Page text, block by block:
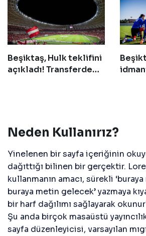
Beşiktaş, Hulk teklifini
açıkladı! Transferde
Neden Kullanırız?
Yinelenen bir sayfa içeriğinin
dağıttığı bilinen bir gerçektir.
kullanmanın amacı, sürekli
buraya metin gelecek’ yazmaya
bir harf dağılımı sağlayarak
Şu anda birçok masaüstü
sayfa düzenleyicisi, varsayılan